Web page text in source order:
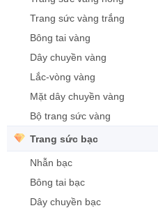
Trang sức vàng trắng
Bông tai vàng
Dây chuyền vàng
Lắc-vòng vàng
Mặt dây chuyền vàng
Bộ trang sức vàng
Trang sức bạc
Nhẫn bạc
Bông tai bạc
Dây chuyền bạc